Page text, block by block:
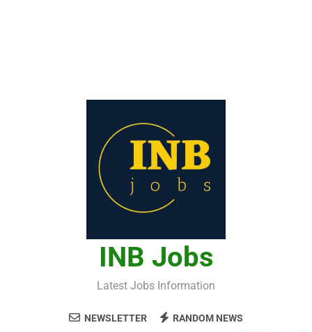
INB Jobs
Latest Jobs Information
NEWSLETTER RANDOM NEWS